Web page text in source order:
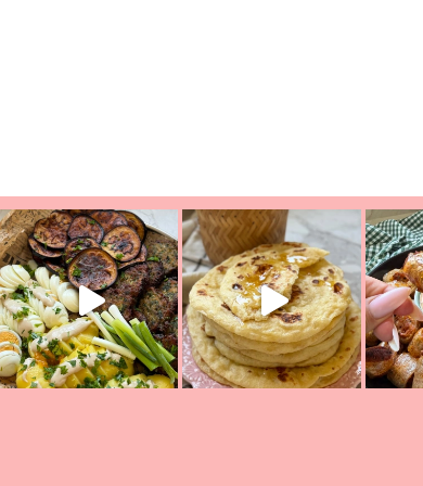
מעול
לאכול משהו אז מה בשבילכם? בפ
פסטל טוניסאי לתשעת הימים, חשבתי מה לחדש לכם
אורז יצירתי לתשעת